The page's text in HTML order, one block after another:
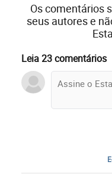
Os comentários
seus autores e
Leia 23 comentários